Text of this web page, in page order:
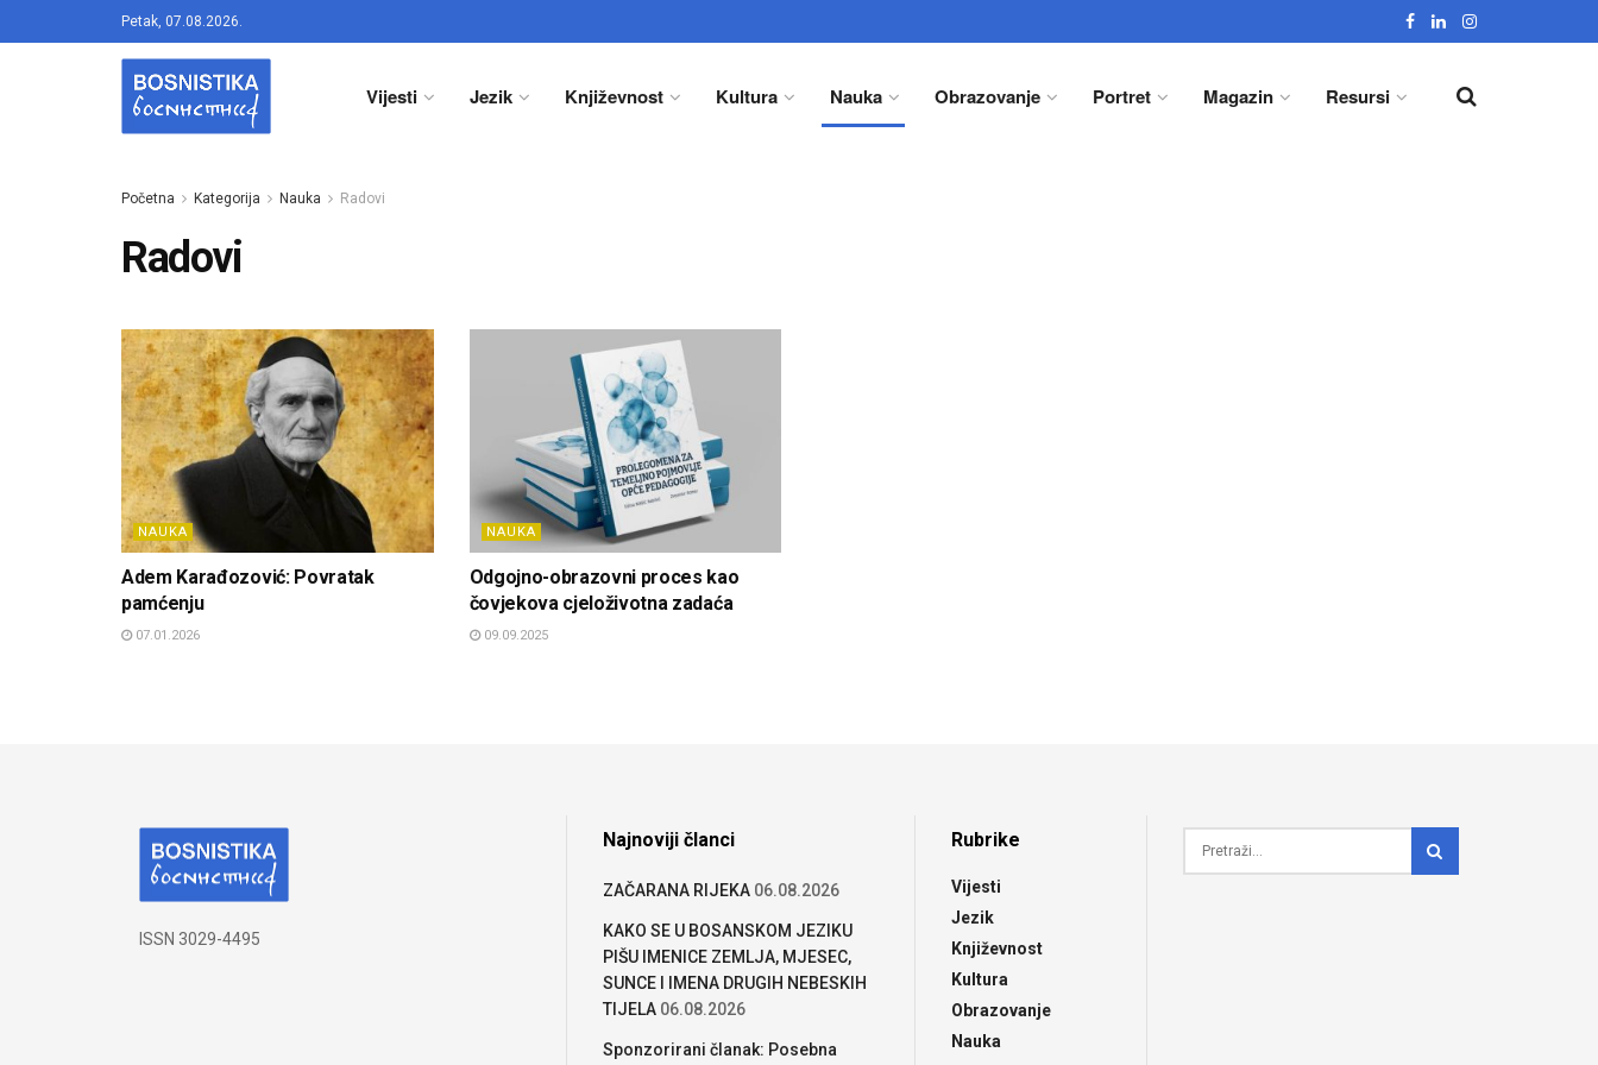
Petak, 07.08.2026.
Vijesti Jezik Književnost Kultura Nauka Obrazovanje Portret Magazin Resursi
Početna Kategorija Nauka Radovi
Radovi
NAUKA
Adem Karađozović: Povratak
pamćenju
07.01.2026
NAUKA
Odgojno-obrazovni proces kao
čovjekova cjeloživotna zadaća
09.09.2025
ISSN 3029-4495
Najnoviji članci
ZAČARANA RIJEKA 06.08.2026
KAKO SE U BOSANSKOM JEZIKU
PIŠU IMENICE ZEMLJA, MJESEC,
SUNCE I IMENA DRUGIH NEBESKIH
TIJELA 06.08.2026
Sponzorirani članak: Posebna
Rubrike
Vijesti
Jezik
Književnost
Kultura
Obrazovanje
Nauka